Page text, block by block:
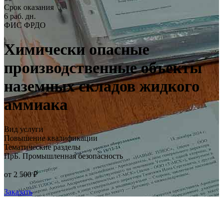
Срок оказания
6 раб. дн.
ФИС ФРДО
Химически опасные
производственные объекты
наземных складов жидкого
аммиака
Вид услуги
Повышение квалификации
Тематические разделы
ПрБ. Промышленная безопасность
от 2 500 ₽
Заказать